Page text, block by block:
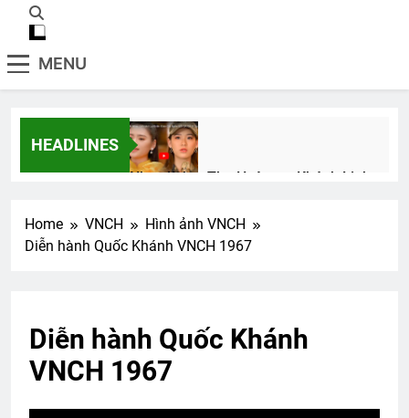
MENU
HEADLINES
Nhạc lính – Thu Hường – Khánh Linh
Hương Thầm
2 Years Ago
Home VNCH
Hình ảnh VNCH
Diễn hành Quốc Khánh VNCH 1967
Diễn hành Quốc Khánh
VNCH 1967